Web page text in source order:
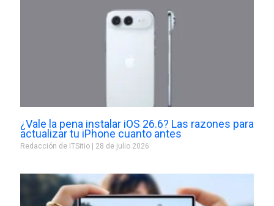
¿Vale la pena instalar iOS 26.6? Las razones para
actualizar tu iPhone cuanto antes
Redacción de ITSitio 28 de julio 2026